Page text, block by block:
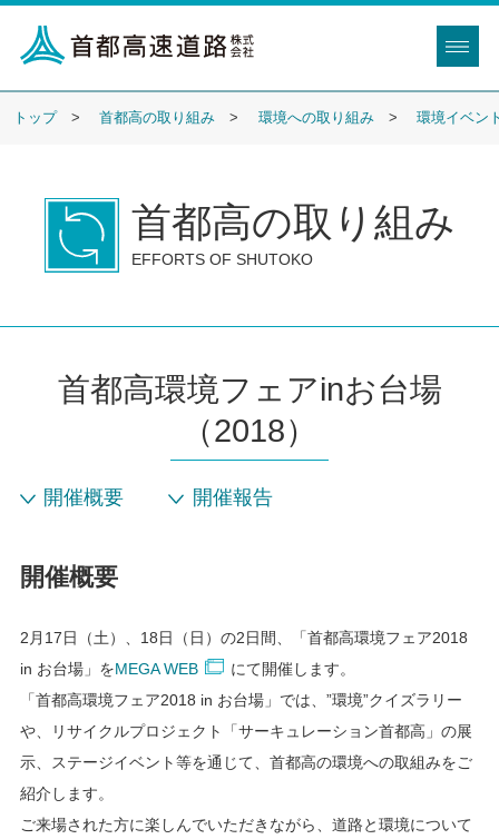
トップ 首都高の取り組み 環境への取り組み 環境イベン
首都高の取り組み
EFFORTS OF SHUTOKO
首都高環境フェアinお台場
（2018）
開催概要 開催報告
開催概要
2月17日（土）、18日（日）の2日間、「首都高環境フェア2018
in お台場」をMEGA WEB
にて開催します。
「首都高環境フェア2018 in お台場」では、”環境”クイズラリー
や、リサイクルプロジェクト「サーキュレーション首都高」の展
示、ステージイベント等を通じて、首都高の環境への取組みをご
紹介します。
ご来場された方に楽しんでいただきながら、道路と環境について